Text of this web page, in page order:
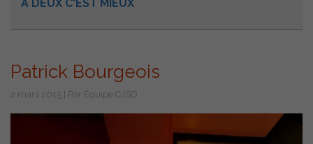
À DEUX C'EST MIEUX
Patrick Bourgeois
2 mars 2015 | Par Équipe CJSO